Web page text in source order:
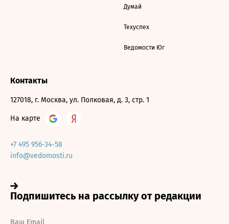
Думай
Техуспех
Ведомости Юг
Контакты
127018, г. Москва, ул. Полковая, д. 3, стр. 1
На карте
+7 495 956-34-58
info@vedomosti.ru